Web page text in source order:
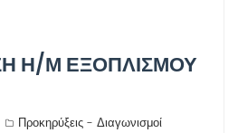
Η/Μ ΕΞΟΠΛΙΣΜΟΥ
Προκηρύξεις - Διαγωνισμοί